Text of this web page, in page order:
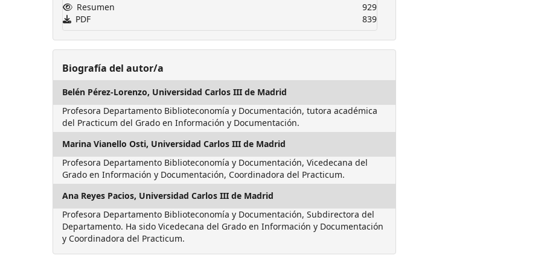
Resumen
929
PDF
839
Biografía del autor/a
Belén Pérez-Lorenzo, Universidad Carlos III de Madrid
Profesora Departamento Biblioteconomía y Documentación, tutora académica
del Practicum del Grado en Información y Documentación.
Marina Vianello Osti, Universidad Carlos III de Madrid
Profesora Departamento Biblioteconomía y Documentación, Vicedecana del
Grado en Información y Documentación, Coordinadora del Practicum.
Ana Reyes Pacios, Universidad Carlos III de Madrid
Profesora Departamento Biblioteconomía y Documentación, Subdirectora del
Departamento. Ha sido Vicedecana del Grado en Información y Documentación
y Coordinadora del Practicum.